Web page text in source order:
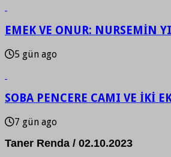
EMEK VE ONUR: NURSEMİN
5 gün ago
SOBA PENCERE CAMI VE İKİ
7 gün ago
Taner Renda / 02.10.2023